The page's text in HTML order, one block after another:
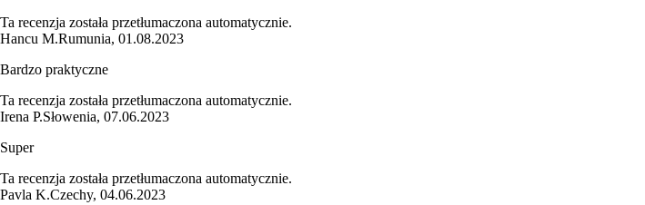
Ta recenzja została przetłumaczona automatycznie.
Hancu M.Rumunia, 01.08.2023
Bardzo praktyczne
Ta recenzja została przetłumaczona automatycznie.
Irena P.Słowenia, 07.06.2023
Super
Ta recenzja została przetłumaczona automatycznie.
Pavla K.Czechy, 04.06.2023